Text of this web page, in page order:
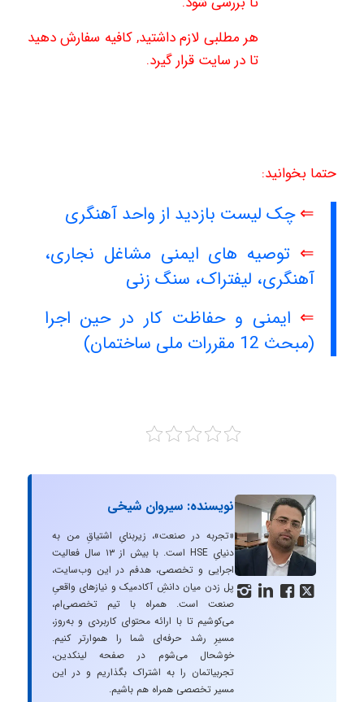
هر مطلبی لازم داشتید, کافیه سفارش دهید
تا در سایت قرار گیرد.
حتما بخوانید:
⇐چک لیست بازدید از واحد آهنگری
⇐ توصیه های ایمنی مشاغل نجاری،
آهنگری، لیفتراک، سنگ زنی
⇐ ایمنی و حفاظت کار در حین اجرا
(مبحث 12 مقررات ملی ساختمان)
   
نویسنده: سیروان شیخی
«تجربه در صنعت»، زیربنایِ اشتیاقِ من به
دنیایِ HSE است. با بیش از ۱۳ سال فعالیت
اجرایی و تخصصی، هدفم در این وب‌سایت،
پل زدن میان دانشِ آکادمیک و نیازهای واقعیِ
صنعت است. همراه با تیم تخصصی‌ام،
می‌کوشیم تا با ارائه محتوای کاربردی و به‌روز،
مسیرِ رشد حرفه‌ای شما را هموارتر کنیم.
خوشحال می‌شوم در صفحه لینکدین،
تجربیاتمان را به اشتراک بگذاریم و در این
مسیر تخصصی همراه هم باشیم.